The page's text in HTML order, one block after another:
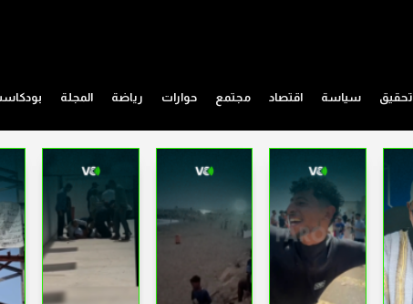
تحقيق سياسة اقتصاد مجتمع حوارات رياضة المجلة